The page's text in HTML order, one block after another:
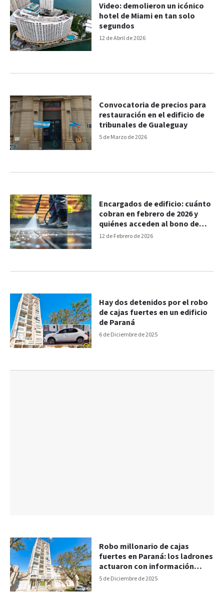
12 de Abril de 2026
Video: demolieron un icónico
hotel de Miami en tan solo
segundos
5 de Marzo de 2026
Convocatoria de precios para
restauración en el edificio de
tribunales de Gualeguay
12 de Febrero de 2026
Encargados de edificio: cuánto
cobran en febrero de 2026 y
quiénes acceden al bono de
$120.000
6 de Diciembre de 2025
Hay dos detenidos por el robo
de cajas fuertes en un edificio
de Paraná
5 de Diciembre de 2025
Robo millonario de cajas
fuertes en Paraná: los ladrones
actuaron con información
precisa